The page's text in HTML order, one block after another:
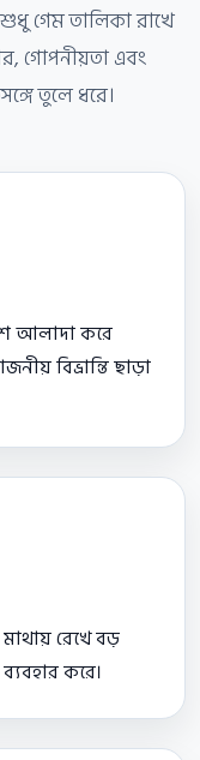
গেম তালিকা রাখে
গোপনীয়তা এবং
তুলে ধরে।
আলাদা করে
বিভ্রান্তি ছাড়া
রেখে বড়
করে।